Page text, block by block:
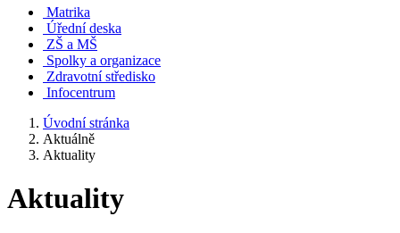
Matrika
Úřední deska
ZŠ a MŠ
Spolky a organizace
Zdravotní středisko
Infocentrum
Úvodní stránka
Aktuálně
Aktuality
Aktuality